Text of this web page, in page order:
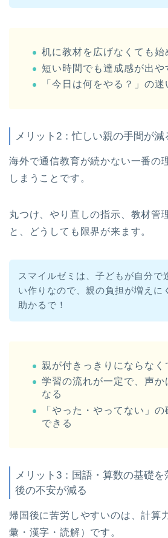
机に教材を広げなくても始
短い時間でも達成感が出や
「今日は何をやる？」の迷
メリット2：忙しい親の手間が減
海外で通信教育が続かない一番の
しまうことです。
丸つけ、やり直しの指示、教材管
と、どうしても限界が来ます。
スマイルゼミは、子どもが自分で
い作りなので、親の負担が増えに
助かるで！
親が付きっきりにならなく
学習の流れが一定で、声か
なる
「やった・やってない」
できる
メリット3：国語・算数の基礎を
後の不安が減る
帰国後に苦労しやすいのは、計算
彙・漢字・読解）です。